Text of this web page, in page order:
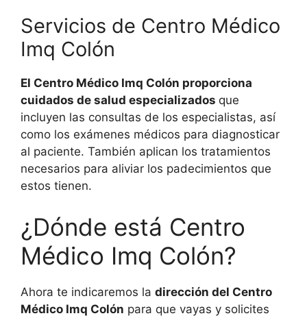
Servicios de Centro Médico
Imq Colón
El Centro Médico Imq Colón proporciona
cuidados de salud especializados que
incluyen las consultas de los especialistas, así
como los exámenes médicos para diagnosticar
al paciente. También aplican los tratamientos
necesarios para aliviar los padecimientos que
estos tienen.
¿Dónde está Centro
Médico Imq Colón?
Ahora te indicaremos la dirección del Centro
Médico Imq Colón para que vayas y solicites